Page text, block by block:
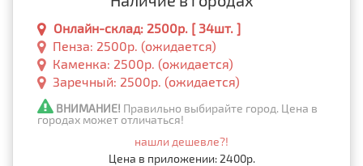
Онлайн-склад: 2500р. [ 34шт. ]
Пенза: 2500р. (ожидается)
Каменка: 2500р. (ожидается)
Заречный: 2500р. (ожидается)
ВНИМАНИЕ! Правильно выбирайте город. Цена в
городах может отличаться!
нашли дешевле?!
Цена в приложении: 2400р.